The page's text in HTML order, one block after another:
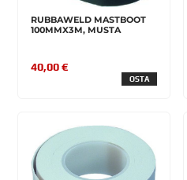
RUBBAWELD MASTBOOT
100MMX3M, MUSTA
40,00 €
OSTA